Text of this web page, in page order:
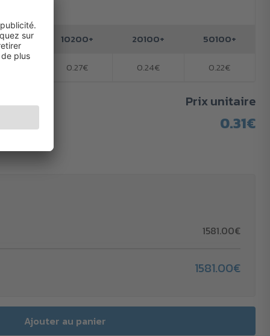
10200+
0.27€
20100+
0.24€
50100+
0.22€
Prix unitaire
0.31€
1581.00€
1581.00€